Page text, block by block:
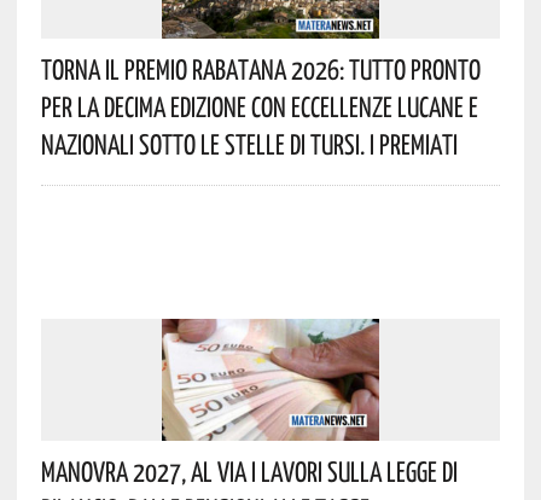
Torna Il Premio Rabatana 2026: Tutto Pronto
Per La Decima Edizione Con Eccellenze Lucane E
Nazionali Sotto Le Stelle Di Tursi. I Premiati
Manovra 2027, Al Via I Lavori Sulla Legge Di